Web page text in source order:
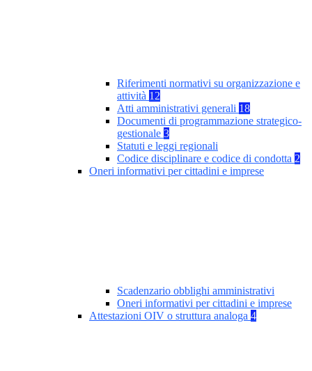
Riferimenti normativi su organizzazione e
attività 12
Atti amministrativi generali 18
Documenti di programmazione strategico-
gestionale 3
Statuti e leggi regionali
Codice disciplinare e codice di condotta 2
Oneri informativi per cittadini e imprese
Scadenzario obblighi amministrativi
Oneri informativi per cittadini e imprese
Attestazioni OIV o struttura analoga 4